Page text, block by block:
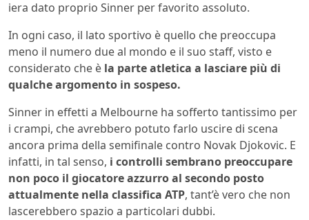
iera dato proprio Sinner per favorito assoluto.
In ogni caso, il lato sportivo è quello che preoccupa
meno il numero due al mondo e il suo staff, visto e
considerato che è la parte atletica a lasciare più di
qualche argomento in sospeso.
Sinner in effetti a Melbourne ha sofferto tantissimo per
i crampi, che avrebbero potuto farlo uscire di scena
ancora prima della semifinale contro Novak Djokovic. E
infatti, in tal senso, i controlli sembrano preoccupare
non poco il giocatore azzurro al secondo posto
attualmente nella classifica ATP, tant’è vero che non
lascerebbero spazio a particolari dubbi.